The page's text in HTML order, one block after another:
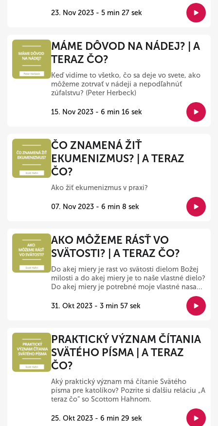
23. Nov 2023 - 5 min 27 sek
MÁME DÔVOD NA NÁDEJ? | A
TERAZ ČO?
Keď vidíme to všetko, čo sa deje vo svete, ako
môžeme zotrvať v nádeji a nepodľahnúť
zúfalstvu? (Peter Herbeck)
15. Nov 2023 - 6 min 16 sek
ČO ZNAMENÁ ŽIŤ
EKUMENIZMUS? | A TERAZ
ČO?
Ako žiť ekumenizmus v praxi?
07. Nov 2023 - 6 min 8 sek
AKO MÔŽEME RÁSŤ VO
SVÄTOSTI? | A TERAZ ČO?
Do akej miery je rast vo svätosti dielom Božej
milosti a do akej miery je to naše vlastné dielo?
Do akej miery je potrebné moje vlastné nasa...
31. Okt 2023 - 3 min 57 sek
PRAKTICKÝ VÝZNAM ČÍTANIA
SVÄTÉHO PÍSMA | A TERAZ
ČO?
Aký praktický význam má čítanie Svätého
písma pre katolíkov? Pozrite si ďalšiu reláciu „A
teraz čo“ so Scottom Hahnom.
25. Okt 2023 - 6 min 29 sek